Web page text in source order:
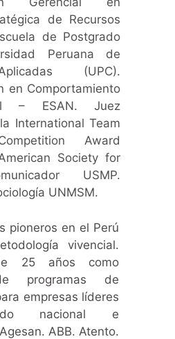
de Recursos
de Postgrado
Peruana de
(UPC).
en Comportamiento
– ESAN. Juez
International Team
Award
Society for
USMP.
UNMSM.
pioneros en el Perú
vivencial.
25 años como
programas de
empresas líderes
nacional e
ABB. Atento.